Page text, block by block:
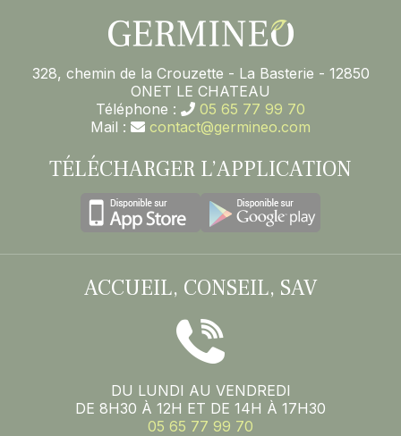
328, chemin de la Crouzette - La Basterie - 12850
ONET LE CHATEAU
Téléphone :
05 65 77 99 70
Mail :
contact@germineo.com
TÉLÉCHARGER L’APPLICATION
ACCUEIL, CONSEIL, SAV
DU LUNDI AU VENDREDI
DE 8H30 À 12H ET DE 14H À 17H30
05 65 77 99 70